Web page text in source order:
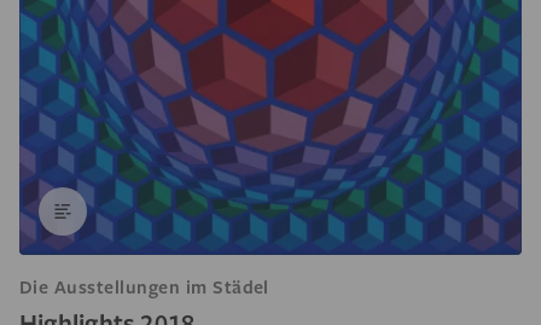
Die Ausstellungen im Städel